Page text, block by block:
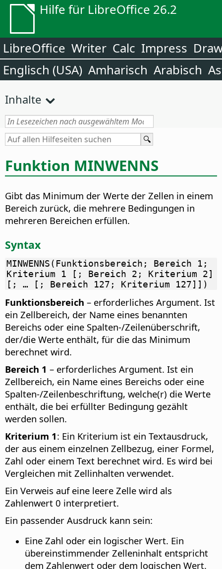
Hilfe für LibreOffice 26.2
LibreOffice Writer Calc Impress
Englisch (USA) Amharisch Arabisch
Inhalte
Funktion MINWENNS
Gibt das Minimum der Werte der Zellen in einem
Bereich zurück, die mehrere Bedingungen in
mehreren Bereichen erfüllen.
Syntax
MINWENNS(Funktionsbereich; Bereich 1;
Kriterium 1 [; Bereich 2; Kriterium 2]
[; … [; Bereich 127; Kriterium 127]])
Funktionsbereich – erforderliches Argument. Ist
ein Zellbereich, der Name eines benannten
Bereichs oder eine Spalten-/Zeilenüberschrift,
der/die Werte enthält, für die das Minimum
berechnet wird.
Bereich 1 – erforderliches Argument. Ist ein
Zellbereich, ein Name eines Bereichs oder eine
Spalten-/Zeilenbeschriftung, welche(r) die Werte
enthält, die bei erfüllter Bedingung gezählt
werden sollen.
Kriterium 1: Ein Kriterium ist ein Textausdruck,
der aus einem einzelnen Zellbezug, einer Formel,
Zahl oder einem Text berechnet wird. Es wird bei
Vergleichen mit Zellinhalten verwendet.
Ein Verweis auf eine leere Zelle wird als
Zahlenwert 0 interpretiert.
Ein passender Ausdruck kann sein:
Eine Zahl oder ein logischer Wert. Ein
übereinstimmender Zelleninhalt entspricht
dem Zahlenwert oder dem logischen Wert.